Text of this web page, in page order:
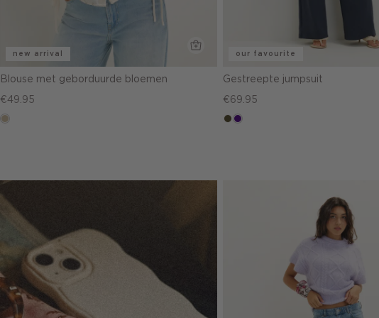
new arrival
Blouse met geborduurde bloemen
€49.95
lichtzand
our favourite
Gestreepte jumpsuit
€69.95
groen,
indigo